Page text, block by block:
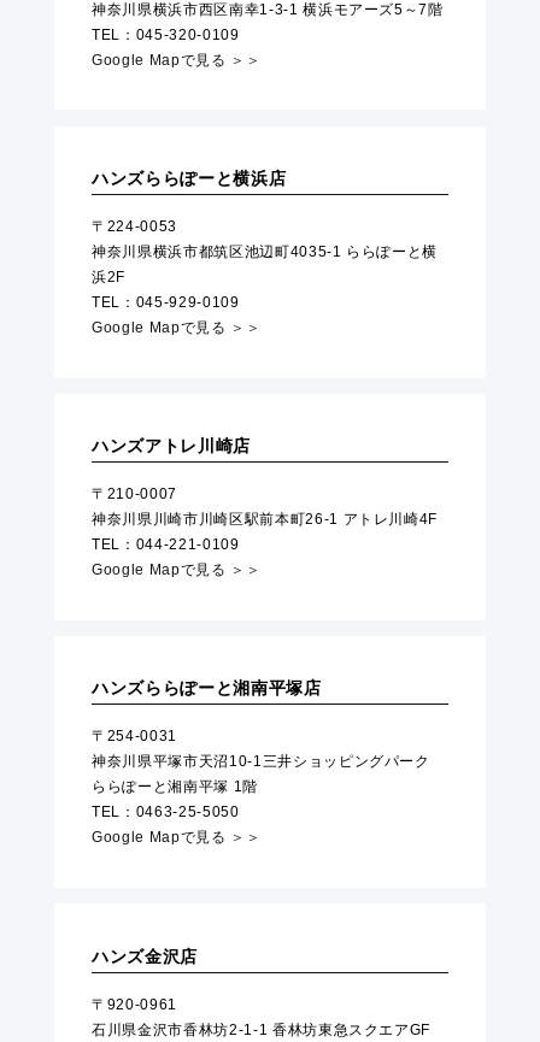
神奈川県横浜市西区南幸1-3-1 横浜モアーズ5～7階
TEL：045-320-0109
Google Mapで見る ＞＞
ハンズららぽーと横浜店
〒224-0053
神奈川県横浜市都筑区池辺町4035-1 ららぽーと横
浜2F
TEL：045-929-0109
Google Mapで見る ＞＞
ハンズアトレ川崎店
〒210-0007
神奈川県川崎市川崎区駅前本町26-1 アトレ川崎4F
TEL：044-221-0109
Google Mapで見る ＞＞
ハンズららぽーと湘南平塚店
〒254-0031
神奈川県平塚市天沼10-1三井ショッピングパーク
ららぽーと湘南平塚 1階
TEL：0463-25-5050
Google Mapで見る ＞＞
ハンズ金沢店
〒920-0961
石川県金沢市香林坊2-1-1 香林坊東急スクエアGF